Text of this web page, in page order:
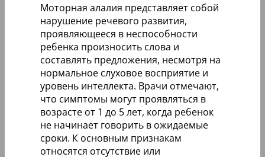
Моторная алалия представляет собой
нарушение речевого развития,
проявляющееся в неспособности
ребенка произносить слова и
составлять предложения, несмотря на
нормальное слуховое восприятие и
уровень интеллекта. Врачи отмечают,
что симптомы могут проявляться в
возрасте от 1 до 5 лет, когда ребенок
не начинает говорить в ожидаемые
сроки. К основным признакам
относятся отсутствие или